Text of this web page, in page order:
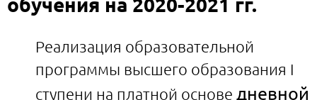
Реализация образовательной
программы высшего образования I
ступени на платной основе дневной